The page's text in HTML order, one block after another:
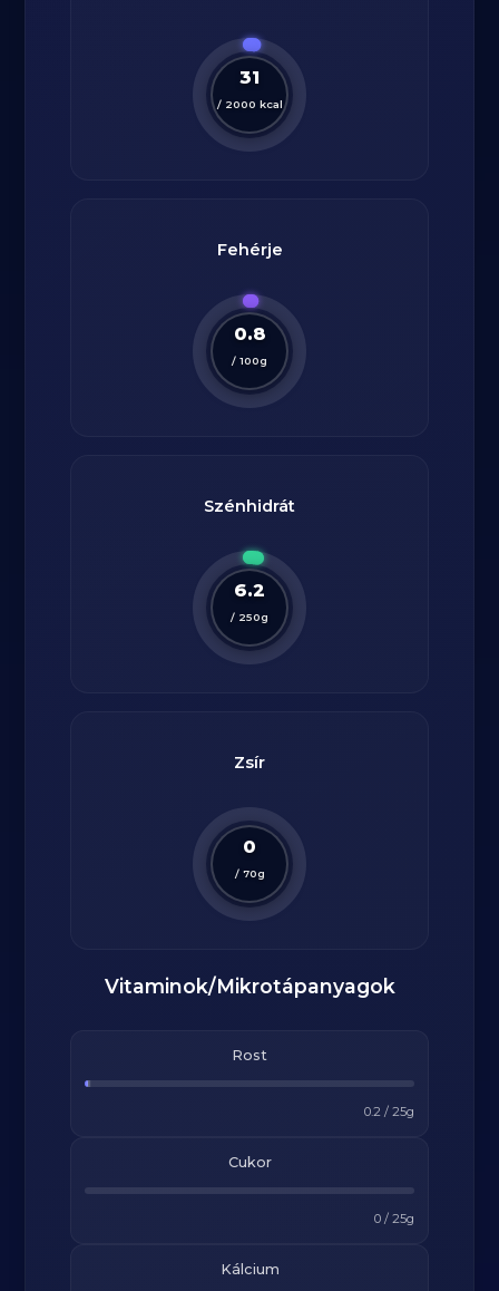
31
/ 2000 kcal
Fehérje
0.8
/ 100g
Szénhidrát
6.2
/ 250g
Zsír
0
/ 70g
Vitaminok/Mikrotápanyagok
Rost
0.2/ 25g
Cukor
0/ 25g
Kálcium